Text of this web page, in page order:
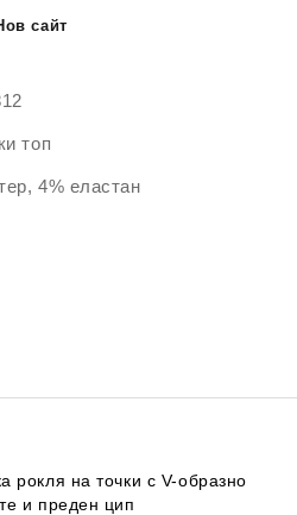
сайт
топ
4% еластан
рокля на точки с V-образно
и преден цип